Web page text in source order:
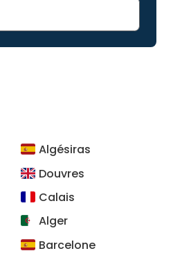
Algésiras
Douvres
Calais
Alger
Barcelone